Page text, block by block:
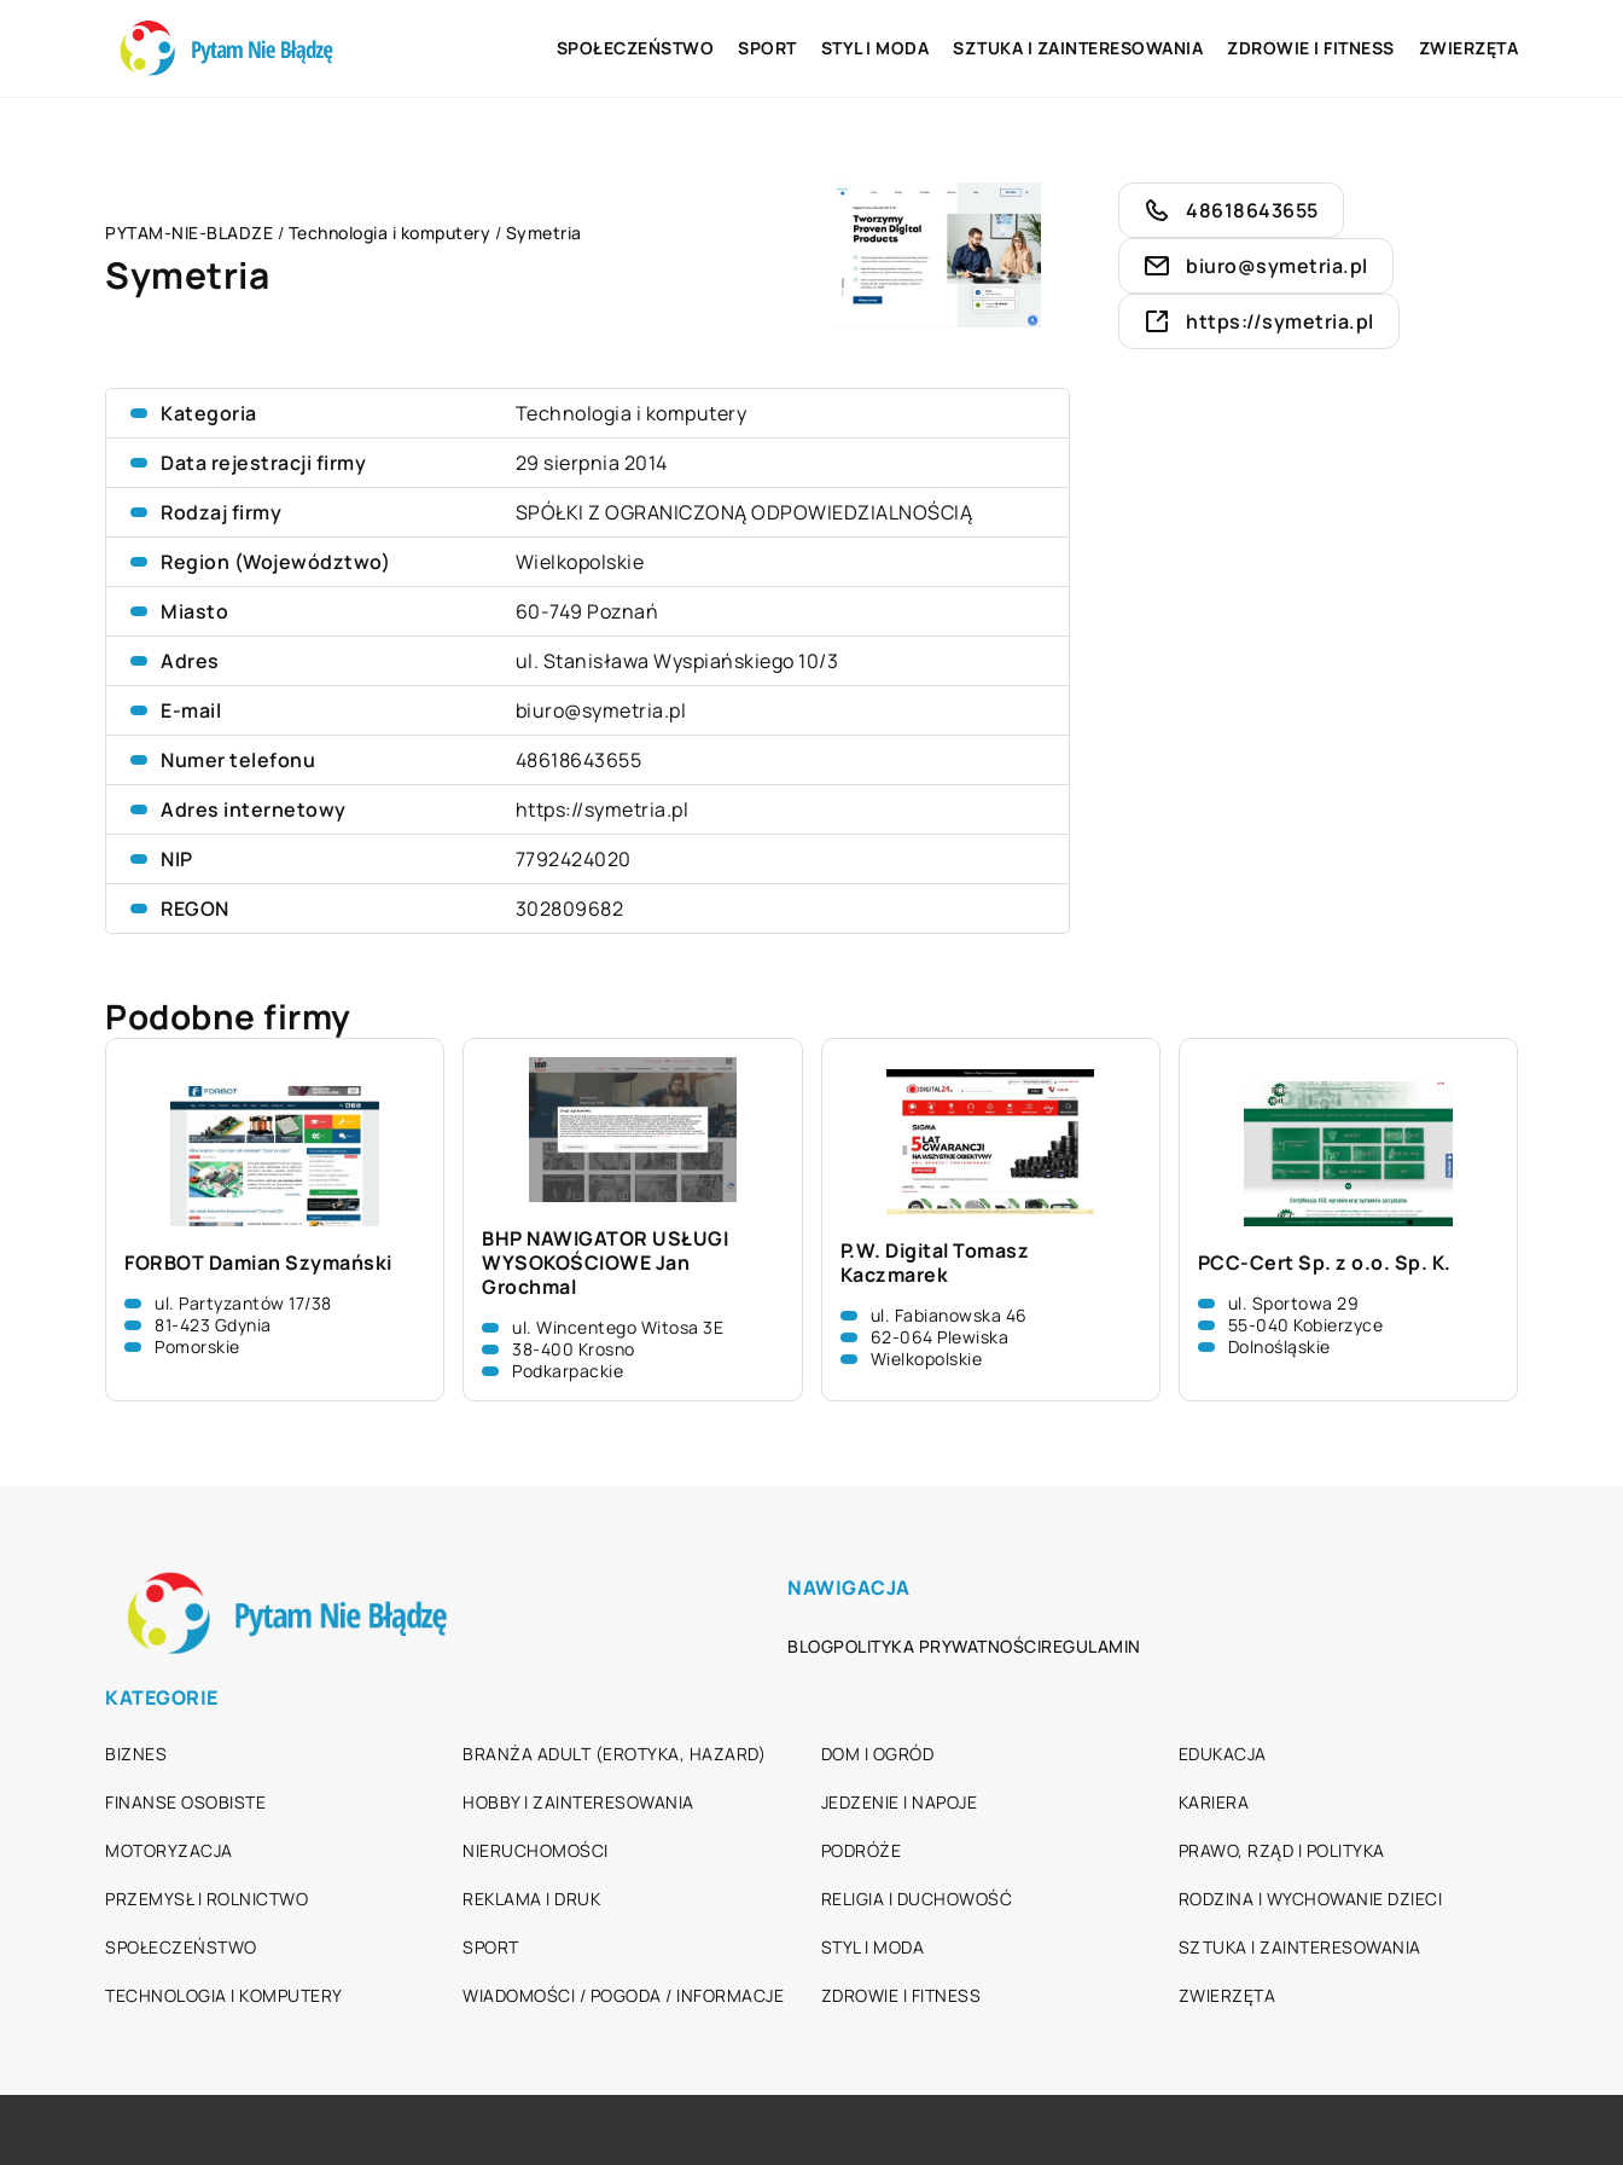
SPOŁECZEŃSTWO SPORT STYL I MODA SZTUKA I ZAINTERESOWANIA ZDROWIE I FITNESS ZWIERZĘTA
PYTAM-NIE-BLADZE / Technologia i komputery / Symetria
Symetria
Kategoria
Technologia i komputery
Data rejestracji firmy
29 sierpnia 2014
Rodzaj firmy
SPÓŁKI Z OGRANICZONĄ ODPOWIEDZIALNOŚCIĄ
Region (Województwo)
Wielkopolskie
Miasto
60-749 Poznań
Adres
ul. Stanisława Wyspiańskiego 10/3
E-mail
biuro@symetria.pl
Numer telefonu
48618643655
Adres internetowy
https://symetria.pl
NIP
7792424020
REGON
302809682
48618643655
biuro@symetria.pl
https://symetria.pl
Podobne firmy
FORBOT Damian Szymański
ul. Partyzantów 17/38
81-423 Gdynia
Pomorskie
BHP NAWIGATOR USŁUGI
WYSOKOŚCIOWE Jan
Grochmal
ul. Wincentego Witosa 3E
38-400 Krosno
Podkarpackie
P.W. Digital Tomasz
Kaczmarek
ul. Fabianowska 46
62-064 Plewiska
Wielkopolskie
PCC-Cert Sp. z o.o. Sp. K.
ul. Sportowa 29
55-040 Kobierzyce
Dolnośląskie
NAWIGACJA
BLOGPOLITYKA PRYWATNOŚCIREGULAMIN
KATEGORIE
BIZNES BRANŻA ADULT (EROTYKA, HAZARD) DOM I OGRÓD EDUKACJA
FINANSE OSOBISTE HOBBY I ZAINTERESOWANIA JEDZENIE I NAPOJE KARIERA
MOTORYZACJA NIERUCHOMOŚCI PODRÓŻE PRAWO, RZĄD I POLITYKA
PRZEMYSŁ I ROLNICTWO REKLAMA I DRUK RELIGIA I DUCHOWOŚĆ RODZINA I WYCHOWANIE DZIECI
SPOŁECZEŃSTWO SPORT STYL I MODA SZTUKA I ZAINTERESOWANIA
TECHNOLOGIA I KOMPUTERY WIADOMOŚCI / POGODA / INFORMACJE ZDROWIE I FITNESS ZWIERZĘTA